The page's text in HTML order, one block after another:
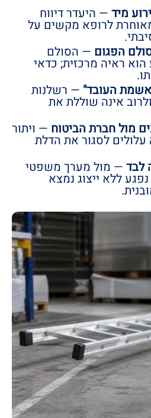
מיד — היעדר דיווח
לרופא מקשים על
הפגום — הסולם
ראיה מרכזית; כדאי
העובד" — רשלנות
אינה שוללת את
מול חברת הביטוח — ויתור
לסגור את הדלת
לבד — מול מערך משפטי
ללא ייצוג נמצא